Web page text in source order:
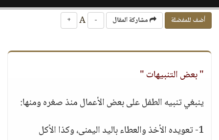
أضف للمفضلة مشاركة المقال -
+
" بعض التنبيهات "
ينبغي تنبيه الطفل على بعض الأعمال منذ صغره ومنها:
1- تعويده الأخذ والعطاء باليد اليمنى، وكذا الأكل